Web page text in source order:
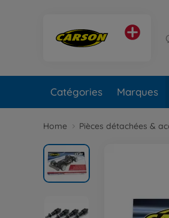
Catégories Marques
Home Pièces détachées &